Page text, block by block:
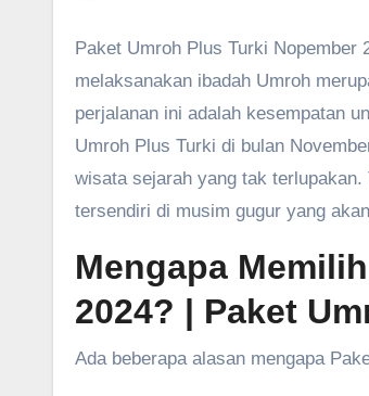
Paket Umroh Plus Turki Nopember 2024 Cineam – Bagi masyarakat Cineam, Tasikmalaya, dan sekitarnya,
melaksanakan ibadah Umroh
perjalanan ini adalah kesempatan
Umroh Plus Turki di bulan
wisata sejarah yang tak
tersendiri di musim gugur yang
Mengapa
2024? | Paket
Ada beberapa alasan mengapa